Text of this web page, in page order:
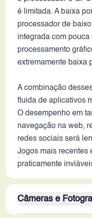
é limitada. A baixa
processador de
integrada com
processamento
extremamente baixa
A combinação
fluida de aplicativos
O desempenho em
navegação na web,
redes sociais será
Jogos mais recentes
praticamente
Câmeras e